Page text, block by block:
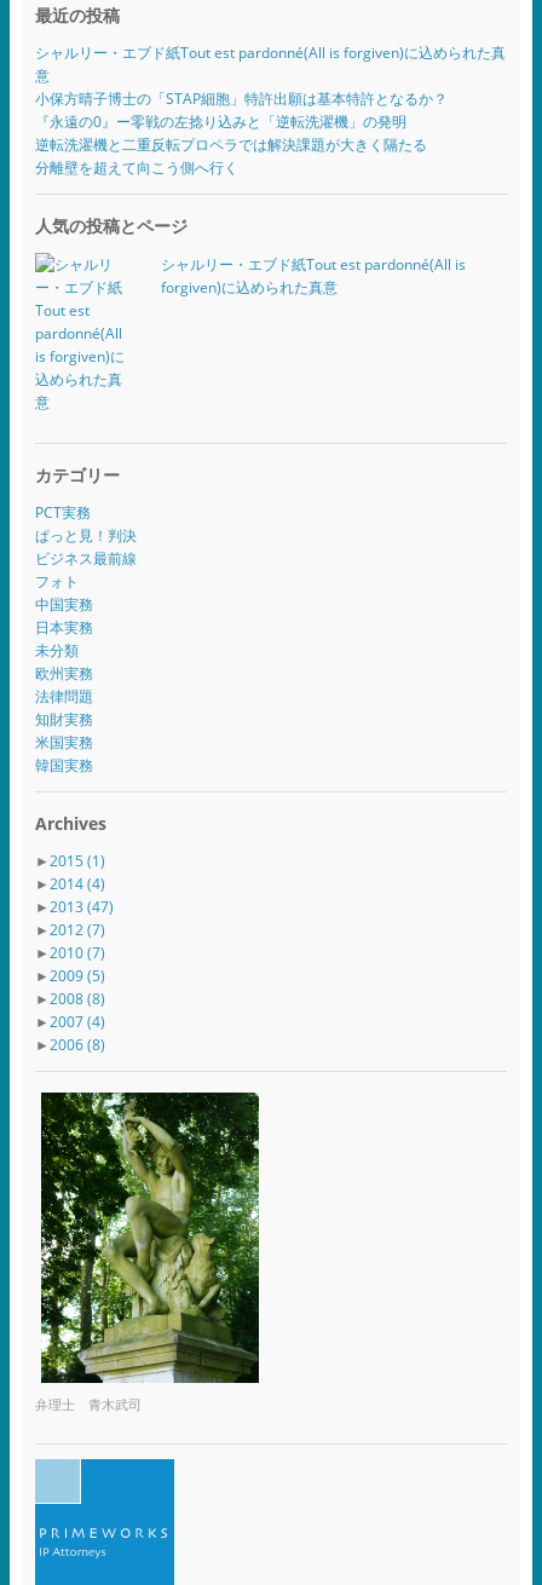
最近の投稿
シャルリー・エブド紙Tout est pardonné(All is forgiven)に込められた真
意
小保方晴子博士の「STAP細胞」特許出願は基本特許となるか？
『永遠の0』ー零戦の左捻り込みと「逆転洗濯機」の発明
逆転洗濯機と二重反転プロペラでは解決課題が大きく隔たる
分離壁を超えて向こう側へ行く
人気の投稿とページ
シャルリー・エブド紙Tout est pardonné(All is
forgiven)に込められた真意
カテゴリー
PCT実務
ぱっと見！判決
ビジネス最前線
フォト
中国実務
日本実務
未分類
欧州実務
法律問題
知財実務
米国実務
韓国実務
Archives
►2015(1)
►2014(4)
►2013 (47)
►2012(7)
►2010(7)
►2009(5)
►2008(8)
►2007(4)
►2006(8)
弁理士 青木武司